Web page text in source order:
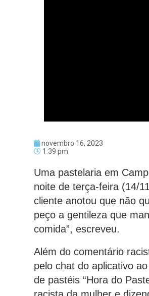
novembro 16, 2023
1:39 pm
Uma pastelaria em
noite de terça-feira (14/
cliente anotou que não
peço a gentileza que
comida”, escreveu.
Além do comentário
pelo chat do aplicativo
de pastéis “Hora do